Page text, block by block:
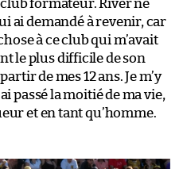
club formateur. River ne
ai demandé à revenir, car
à ce club qui m’avait
le plus difficile de son
de mes 12 ans. Je m’y
passé la moitié de ma vie,
et en tant qu’homme.